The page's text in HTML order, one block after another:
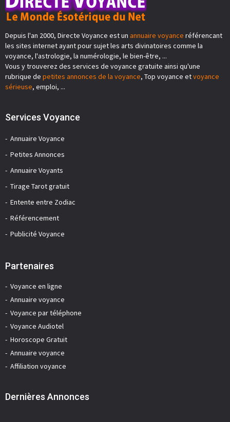
Depuis l'an 2000, Directe Voyance est un annuaire voyance référencant
les sites internet ayant pour sujet les arts divinatoires comme la
voyance, l'astrologie, la numérologie, le bien-être, ...
Vous y trouverez des services de voyance gratuite ainsi qu'une
rubrique de petites annonces de la voyance, Top voyance etvoyance
sérieuse, emploi, ...
Services Voyance
Annuaire Voyance
Petites Annonces
Annuaire Voyants
Tirage Tarot gratuit
Entente entre Zodiac
Référencement
Publicité Voyance
Partenaires
Voyance en ligne
Annuaire voyance
Voyance par téléphone
Voyance Audiotel
Horoscope Gratuit
Annuaire voyance
Affiliation voyance
Dernières Annonces